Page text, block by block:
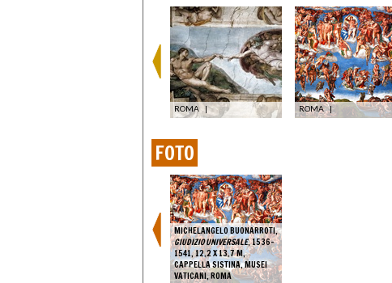
ROMA | ROMA |
FOTO
MICHELANGELO BUONARROTI,
GIUDIZIO UNIVERSALE, 1536-
1541, 12.2 X 13.7 M,
CAPPELLA SISTINA, MUSEI
VATICANI, ROMA